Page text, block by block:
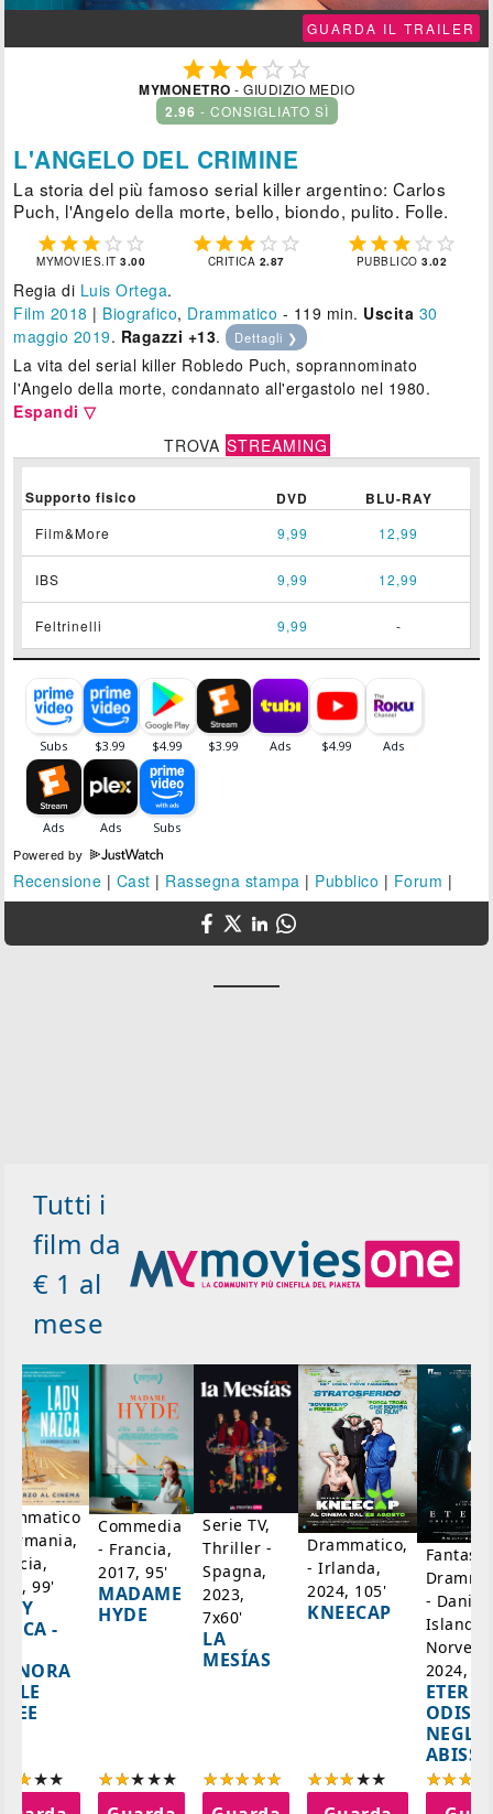
GUARDA IL TRAILER
  
MYMONETRO - GIUDIZIO MEDIO
2.96 - CONSIGLIATO SÌ
L'ANGELO DEL CRIMINE
La storia del più famoso serial killer argentino: Carlos
Puch, l'Angelo della morte, bello, biondo, pulito. Folle.
    
MYMOVIES.IT3.00
    
CRITICA 2.87
    
PUBBLICO3.02
Regia di Luis Ortega.
Film 2018 | Biografico, Drammatico - 119 min. Uscita 30
maggio 2019. Ragazzi +13. Dettagli ❯
La vita del serial killer Robledo Puch, soprannominato
l'Angelo della morte, condannato all'ergastolo nel 1980.
Espandi ▽
TROVA STREAMING
Supporto fisico DVD BLU-RAY
Film&More 9,99 12,99
IBS 9,99 12,99
Feltrinelli 9,99 -
Powered by
Recensione | Cast | Rassegna stampa | Pubblico | Forum |
Tutti i
film da
€ 1 al
mese
99'
-
Commedia
- Francia,
2017, 95'
MADAME
HYDE
Serie TV,
Thriller -
Spagna,
2023,
7x60'
LA
MESÍAS
Drammatico,
- Irlanda,
2024, 105'
KNEECAP
-
Islanda,
2024,
NEGLI
ABISSI